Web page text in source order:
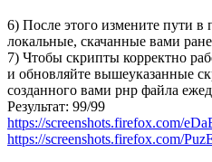
6) После этого измените пути
локальные, скачанные вами
7) Чтобы скрипты корректно
и обновляйте вышеуказанные
созданного вами рнр файла
Результат: 99/99
https://screenshots.firefox.com/
https://screenshots.firefox.com/